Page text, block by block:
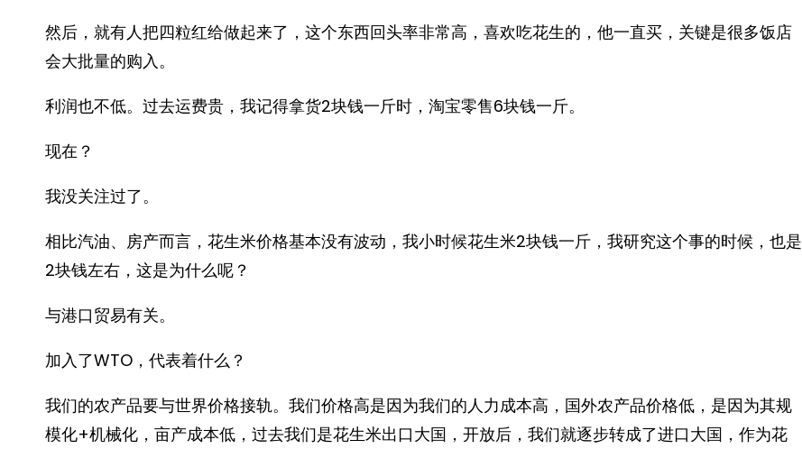
然后，就有人把四粒红给做起来了，这个东西回头率非常高，喜欢吃花生的，他一直买，关键是很多饭店
会大批量的购入。
利润也不低。过去运费贵，我记得拿货2块钱一斤时，淘宝零售6块钱一斤。
现在？
我没关注过了。
相比汽油、房产而言，花生米价格基本没有波动，我小时候花生米2块钱一斤，我研究这个事的时候，也是
2块钱左右，这是为什么呢？
与港口贸易有关。
加入了WTO，代表着什么？
我们的农产品要与世界价格接轨。我们价格高是因为我们的人力成本高，国外农产品价格低，是因为其规
模化+机械化，亩产成本低，过去我们是花生米出口大国，开放后，我们就逐步转成了进口大国，作为花